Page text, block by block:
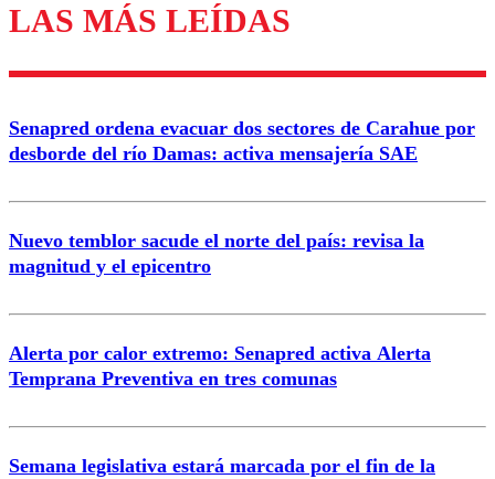
Enviar comentario
LAS MÁS LEÍDAS
Senapred ordena evacuar dos sectores de Carahue por
desborde del río Damas: activa mensajería SAE
Nuevo temblor sacude el norte del país: revisa la
magnitud y el epicentro
Alerta por calor extremo: Senapred activa Alerta
Temprana Preventiva en tres comunas
Semana legislativa estará marcada por el fin de la